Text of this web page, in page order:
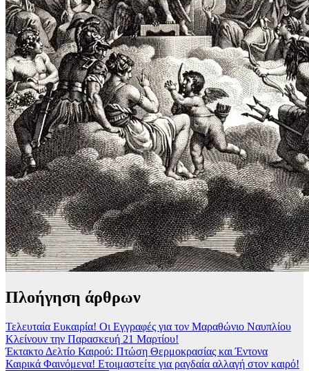
Πλοήγηση άρθρων
Τελευταία Ευκαιρία! Οι Εγγραφές για τον Μαραθώνιο Ναυπλίου
Κλείνουν την Παρασκευή 21 Μαρτίου!
Έκτακτο Δελτίο Καιρού: Πτώση Θερμοκρασίας και Έντονα
Καιρικά Φαινόμενα! Ετοιμαστείτε για ραγδαία αλλαγή στον καιρό!